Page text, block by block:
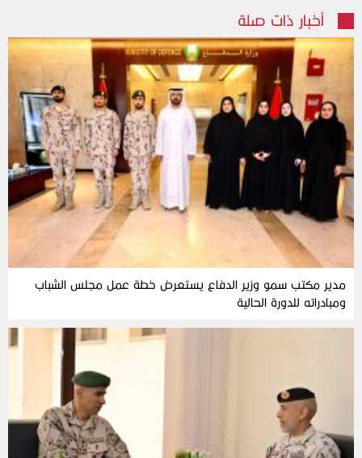
أخبار ذات صلة
مدير مكتب سمو وزير الدفاع يستعرض خطة عمل مجلس الشباب
ومبادراته للدورة الحالية